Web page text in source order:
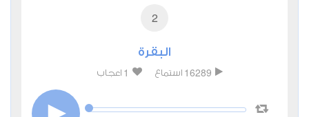
2
البقرة
16289 استماع 1 اعجاب